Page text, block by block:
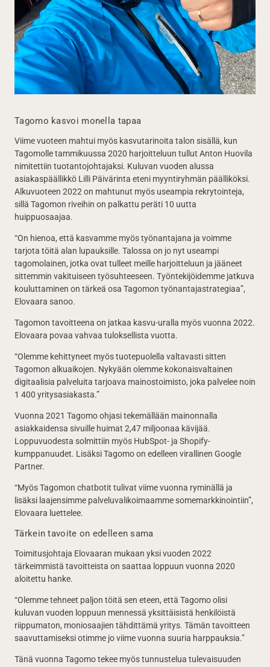
Tagomo kasvoi monella tapaa
Viime vuoteen mahtui myös kasvutarinoita talon sisällä, kun
Tagomolle tammikuussa 2020 harjoitteluun tullut Anton Huovila
nimitettiin tuotantojohtajaksi. Kuluvan vuoden alussa
asiakaspäällikkö Lilli Päivärinta eteni myyntiryhmän päälliköksi.
Alkuvuoteen 2022 on mahtunut myös useampia rekrytointeja,
sillä Tagomon riveihin on palkattu peräti 10 uutta
huippuosaajaa.
“On hienoa, että kasvamme myös työnantajana ja voimme
tarjota töitä alan lupauksille. Talossa on jo nyt useampi
tagomolainen, jotka ovat tulleet meille harjoitteluun ja jääneet
sittemmin vakituiseen työsuhteeseen. Työntekijöidemme jatkuva
kouluttaminen on tärkeä osa Tagomon työnantajastrategiaa”,
Elovaara sanoo.
Tagomon tavoitteena on jatkaa kasvu-uralla myös vuonna 2022.
Elovaara povaa vahvaa tuloksellista vuotta.
“Olemme kehittyneet myös tuotepuolella valtavasti sitten
Tagomon alkuaikojen. Nykyään olemme kokonaisvaltainen
digitaalisia palveluita tarjoava mainostoimisto, joka palvelee noin
1 400 yritysasiakasta.”
Vuonna 2021 Tagomo ohjasi tekemällään mainonnalla
asiakkaidensa sivuille huimat 2,47 miljoonaa kävijää.
Loppuvuodesta solmittiin myös HubSpot- ja Shopify-
kumppanuudet. Lisäksi Tagomo on edelleen virallinen Google
Partner.
“Myös Tagomon chatbotit tulivat viime vuonna ryminällä ja
lisäksi laajensimme palveluvalikoimaamme somemarkkinointiin”,
Elovaara luettelee.
Tärkein tavoite on edelleen sama
Toimitusjohtaja Elovaaran mukaan yksi vuoden 2022
tärkeimmistä tavoitteista on saattaa loppuun vuonna 2020
aloitettu hanke.
“Olemme tehneet paljon töitä sen eteen, että Tagomo olisi
kuluvan vuoden loppuun mennessä yksittäisistä henkilöistä
riippumaton, moniosaajien tähdittämä yritys. Tämän tavoitteen
saavuttamiseksi otimme jo viime vuonna suuria harppauksia.”
Tänä vuonna Tagomo tekee myös tunnustelua tulevaisuuden